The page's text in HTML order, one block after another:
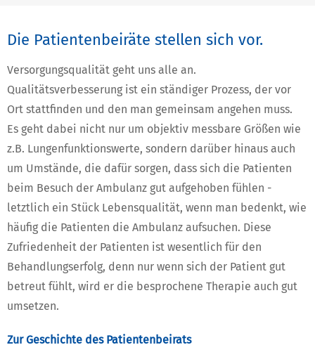
Die Patientenbeiräte stellen sich vor.
Versorgungsqualität geht uns alle an.
Qualitätsverbesserung ist ein ständiger Prozess, der vor
Ort stattfinden und den man gemeinsam angehen muss.
Es geht dabei nicht nur um objektiv messbare Größen wie
z.B. Lungenfunktionswerte, sondern darüber hinaus auch
um Umstände, die dafür sorgen, dass sich die Patienten
beim Besuch der Ambulanz gut aufgehoben fühlen -
letztlich ein Stück Lebensqualität, wenn man bedenkt, wie
häufig die Patienten die Ambulanz aufsuchen. Diese
Zufriedenheit der Patienten ist wesentlich für den
Behandlungserfolg, denn nur wenn sich der Patient gut
betreut fühlt, wird er die besprochene Therapie auch gut
umsetzen.
Zur Geschichte des Patientenbeirats